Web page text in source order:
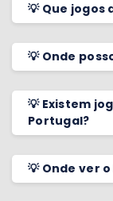
💡 Que jogos
💡 Onde
💡 Existem
Portugal?
💡 Onde ver